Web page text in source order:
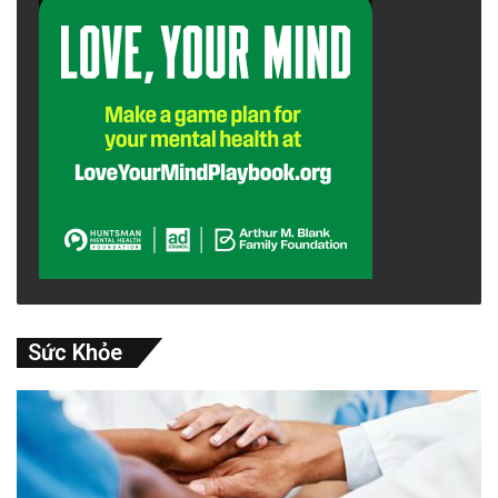
những người hướng ngoại. Nhưng họ cũng
thường thích như vậy.
advertisement
Sức Khỏe